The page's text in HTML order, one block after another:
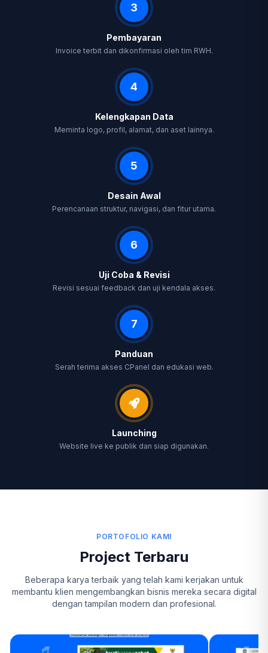
3
Pembayaran
Invoice terbit dan dikonfirmasi oleh tim RWH.
4
Kelengkapan Data
Meminta logo, profil, alamat, dan aset lainnya.
5
Desain Awal
Perencanaan struktur, navigasi, dan fitur utama.
6
Uji Coba & Revisi
Revisi sesuai feedback dan uji kendala akses.
7
Panduan
Serah terima akses CPanel dan edukasi web.
Launching
Website live ke publik dan siap digunakan.
PORTOFOLIO KAMI
Project Terbaru
Beberapa karya terbaik yang telah kami kerjakan untuk
membantu klien mengembangkan bisnis mereka secara digital
dengan tampilan modern dan profesional.